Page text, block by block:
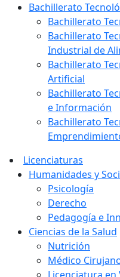
Bachillerato
Bachillerato
Bachillerato
Industrial de
Bachillerato
Artificial
Bachillerato
e Información
Bachillerato
Licenciaturas
Humanidades y
Psicología
Derecho
Pedagogía e
Ciencias de la Salud
Nutrición
Médico